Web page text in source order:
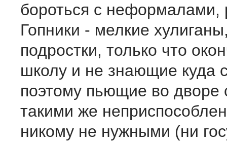
бороться с неформалами,
Гопники - мелкие
подростки, только что
школу и не знающие куда
поэтому пьющие во дворе
такими же
никому не нужными (ни